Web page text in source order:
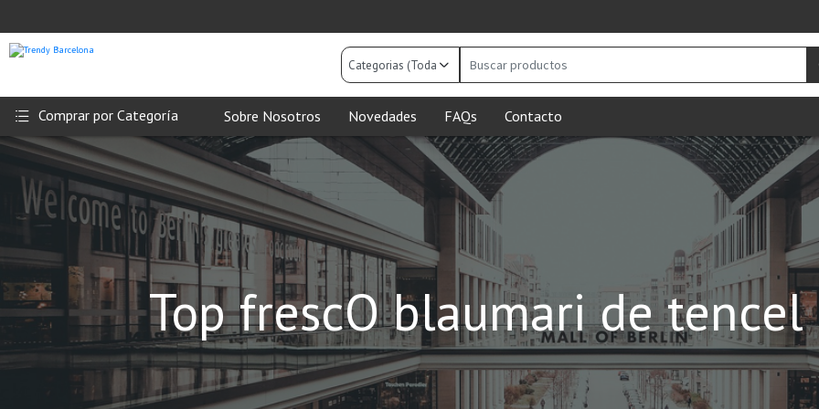
Categorias
(Todas)
productos
Comprar por Categoría Sobre Nosotros Novedades FAQs Contacto
Top frescO blaumari de tencel